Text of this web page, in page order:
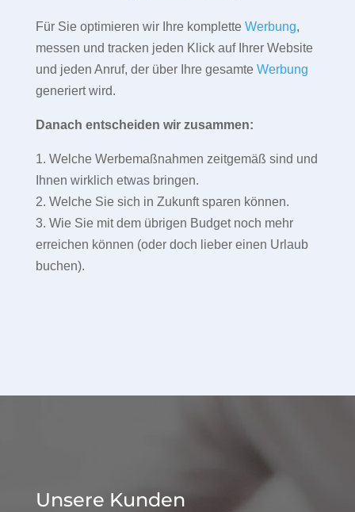
Für Sie optimieren wir Ihre komplette Werbung,
messen und tracken jeden Klick auf Ihrer Website
und jeden Anruf, der über Ihre gesamte Werbung
generiert wird.
Danach entscheiden wir zusammen:
1. Welche Werbemaßnahmen zeitgemäß sind und
Ihnen wirklich etwas bringen.
2. Welche Sie sich in Zukunft sparen können.
3. Wie Sie mit dem übrigen Budget noch mehr
erreichen können (oder doch lieber einen Urlaub
buchen).
Unsere Kunden